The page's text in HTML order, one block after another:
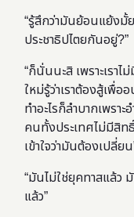
“รู้สึกว่ามันย้อนแย้งมั้
ประชาธิปไตยกันอยู่?”
“ก็นั่นนะสิ เพราะเรา
ใหม่รู้ว่าเราต้องสู้เพื่อ
ทำอะไรก็ลำบากเพรา
คนทั้งประเทศไม่มีสิท
เข้าใจว่ามันต้องเปลี่ย
“มันไม่ใช่ยุคทาสแล้ว
แล้ว”